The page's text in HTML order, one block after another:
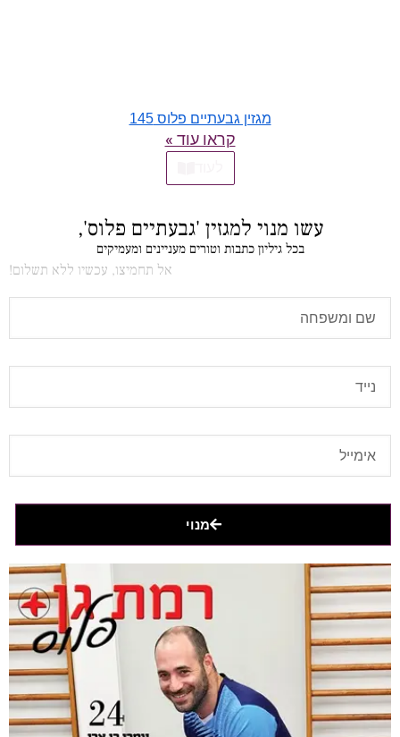
מגזין גבעתיים פלוס 145
קראו עוד »
עשו מנוי למגזין 'גבעתיים פלוס',
בכל גיליון כתבות וטורים מעניינים ומעמיקים
אל תחמיצו, עכשיו ללא תשלום!
מנוי